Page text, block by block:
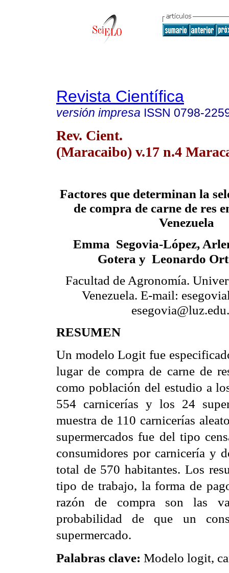
Revista Científica
versión impresa ISSN 0798-
Rev. Cient.
(Maracaibo) v.17 n.4
Factores que determinan la
de compra de carne de res
Venezuela
Emma Segovia-López,
Gotera y Leonardo
Facultad de Agronomía.
Venezuela. E-mail:
RESUMEN
Un modelo Logit fue
lugar de compra de carne de
como población del estudio a
554 carnicerías y los 24
muestra de 110 carnicerías
supermercados fue del tipo
consumidores por carnicería y
total de 570 habitantes. Los
tipo de trabajo, la forma de
razón de compra son las
probabilidad de que un
supermercado.
Palabras clave: Modelo logit,